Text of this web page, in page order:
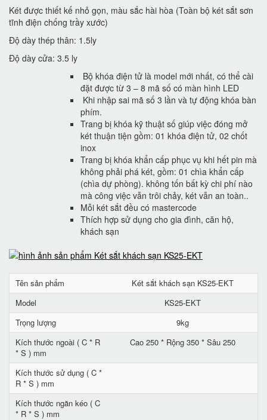
Két được thiết kế nhỏ gọn, màu sắc hài hòa (Toàn bộ két sắt sơn
tĩnh điện chống trầy xước)
Độ dày thép thân: 1.5ly
Độ dày cửa: 3.5 ly
Bộ khóa điện tử là model mới nhất, có thể cài
đặt được từ 3 – 8 mã số có màn hình LED
Khi nhập sai mã số 3 lần và tự động khóa bàn
phím.
Trang bị khóa kỹ thuật số giúp việc đóng mở
két thuận tiện gồm: 01 khóa điện tử, 02 chốt
inox
Trang bị khóa khẩn cấp phục vụ khi hết pin mà
không phải phá két, gồm: 01 chìa khẩn cấp
(chìa dự phòng). không tốn bất kỳ chi phí nào
mà công việc vẫn trôi chảy, két vẫn an toàn..
Mỗi két sắt đều có mastercode
Thích hợp sử dụng cho gia đình, căn hộ,
khách sạn
Tên sản phẩm
Két sắt khách sạn KS25-EKT
Model
KS25-EKT
Trọng lượng
9kg
Kích thước ngoài ( C * R
* S ) mm
Cao 250 * Rộng 350 * Sâu 250
Kích thước sử dụng ( C *
R * S ) mm
Kích thước ngăn kéo ( C
* R * S ) mm